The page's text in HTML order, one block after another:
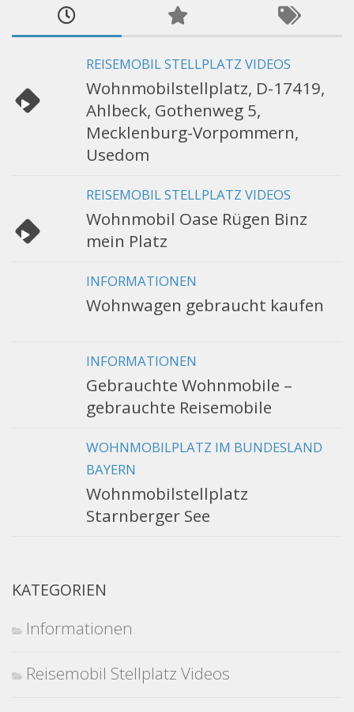
REISEMOBIL STELLPLATZ VIDEOS
Wohnmobilstellplatz, D-17419,
Ahlbeck, Gothenweg 5,
Mecklenburg-Vorpommern,
Usedom
REISEMOBIL STELLPLATZ VIDEOS
Wohnmobil Oase Rügen Binz
mein Platz
INFORMATIONEN
Wohnwagen gebraucht kaufen
INFORMATIONEN
Gebrauchte Wohnmobile –
gebrauchte Reisemobile
WOHNMOBILPLATZ IM BUNDESLAND
BAYERN
Wohnmobilstellplatz
Starnberger See
KATEGORIEN
Informationen
Reisemobil Stellplatz Videos